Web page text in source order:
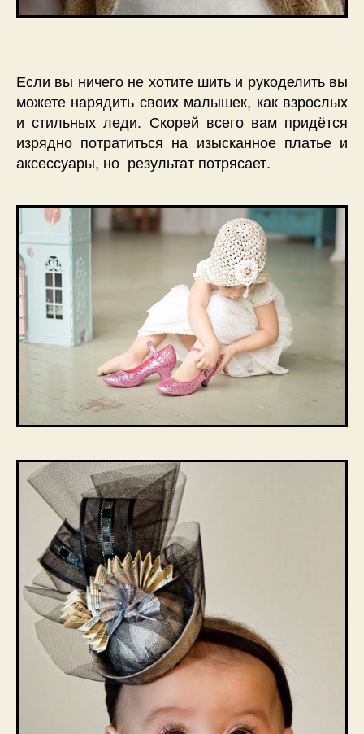
Если вы ничего не хотите шить и рукоделить вы
можете нарядить своих малышек, как взрослых
и стильных леди. Скорей всего вам придётся
изрядно потратиться на изысканное платье и
аксессуары, но результат потрясает.